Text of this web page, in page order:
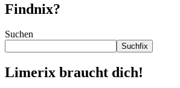
Findnix?
Suchen
Suchfix
Limerix braucht dich!